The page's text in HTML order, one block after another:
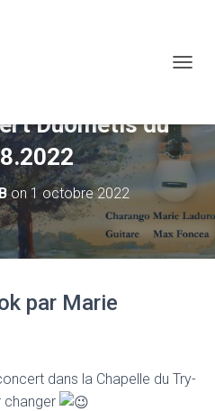
Duométis du
on 1 octobre 2022
par Marie
dans la Chapelle du Try-
changer